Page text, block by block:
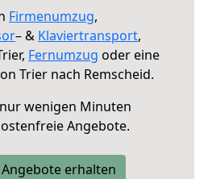
Firmenumzug,
– & Klaviertransport,
Fernumzug oder eine
Trier nach Remscheid.
wenigen Minuten
Angebote.
erhalten